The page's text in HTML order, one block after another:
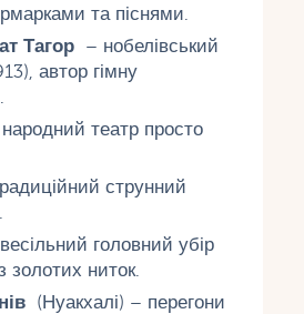
та піснями.
Тагор– нобелівський
автор гімну
театр просто
струнний
головний убір
золотих ниток.
(Нуакхалі) – перегони